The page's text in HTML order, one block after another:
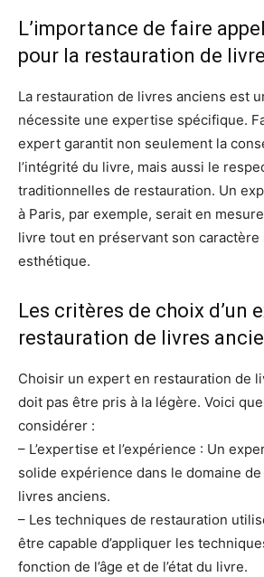
L’importance de faire
pour la restauration de
La restauration de livres anciens est
nécessite une expertise spécifique.
expert garantit non seulement la
l’intégrité du livre, mais aussi le
traditionnelles de restauration. Un
à Paris, par exemple, serait en
livre tout en préservant son
esthétique.
Les critères de choix d’un
restauration de livres
Choisir un expert en restauration de
doit pas être pris à la légère. Voici
considérer :
– L’expertise et l’expérience : Un
solide expérience dans le domaine
livres anciens.
– Les techniques de restauration
être capable d’appliquer les
fonction de l’âge et de l’état du livre.